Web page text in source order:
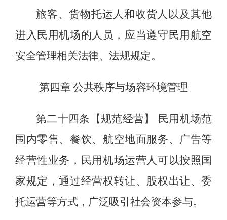
旅客、货物托运人和收货人以及其他
进入民用机场的人员，应当遵守民用航空
安全管理相关法律、法规规定。
第四章 公共秩序与场容环境管理
第二十四条【规范经营】 民用机场范
围 内零售、餐饮、航空地面服务、广告等
经营性业务， 民用机场运营人可以按照国
家规定 ，通过经营权转让、股权出让、委
托运营等方式，广泛吸引社会资本参与。